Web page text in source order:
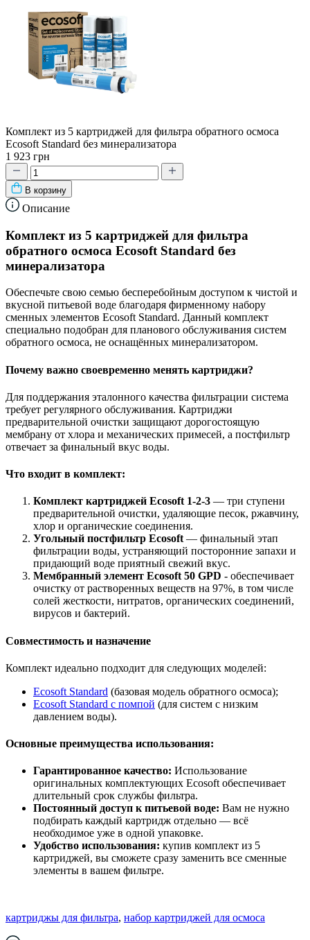
Комплект из 5 картриджей для фильтра обратного осмоса
Ecosoft Standard без минерализатора
1 923 грн
В корзину
Описание
Комплект из 5 картриджей для фильтра
обратного осмоса Ecosoft Standard без
минерализатора
Обеспечьте свою семью бесперебойным доступом к чистой и
вкусной питьевой воде благодаря фирменному набору
сменных элементов Ecosoft Standard. Данный комплект
специально подобран для планового обслуживания систем
обратного осмоса, не оснащённых минерализатором.
Почему важно своевременно менять картриджи?
Для поддержания эталонного качества фильтрации система
требует регулярного обслуживания. Картриджи
предварительной очистки защищают дорогостоящую
мембрану от хлора и механических примесей, а постфильтр
отвечает за финальный вкус воды.
Что входит в комплект:
Комплект картриджей Ecosoft 1-2-3 — три ступени
предварительной очистки, удаляющие песок, ржавчину,
хлор и органические соединения.
Угольный постфильтр Ecosoft — финальный этап
фильтрации воды, устраняющий посторонние запахи и
придающий воде приятный свежий вкус.
Мембранный элемент Ecosoft 50 GPD - обеспечивает
очистку от растворенных веществ на 97%, в том числе
солей жесткости, нитратов, органических соединений,
вирусов и бактерий.
Совместимость и назначение
Комплект идеально подходит для следующих моделей:
Ecosoft Standard (базовая модель обратного осмоса);
Ecosoft Standard с помпой (для систем с низким
давлением воды).
Основные преимущества использования:
Гарантированное качество: Использование
оригинальных комплектующих Ecosoft обеспечивает
длительный срок службы фильтра.
Постоянный доступ к питьевой воде: Вам не нужно
подбирать каждый картридж отдельно — всё
необходимое уже в одной упаковке.
Удобство использования: купив комплект из 5
картриджей, вы сможете сразу заменить все сменные
элементы в вашем фильтре.
картриджы для фильтра, набор картриджей для осмоса